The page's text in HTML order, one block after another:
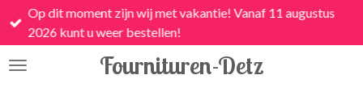
Ga
direct
de
Fournituren-Detz
Op dit moment zijn wij met vakantie! Vanaf 11 augustus
2026 kunt u weer bestellen!